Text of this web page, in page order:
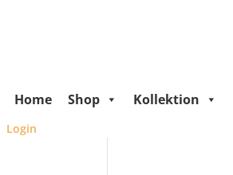
Home Shop Kollektion
Login